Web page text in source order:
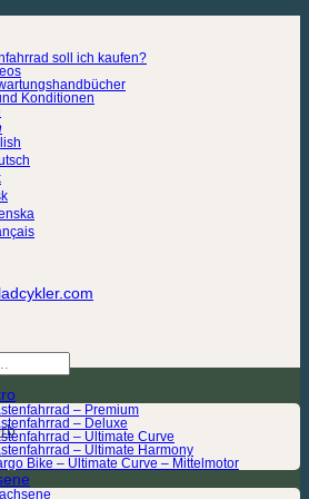
soll ich kaufen?
Konditionen
– Premium
– Deluxe
– Ultimate Curve
– Ultimate Harmony
Bike – Ultimate Curve – Mittelmotor